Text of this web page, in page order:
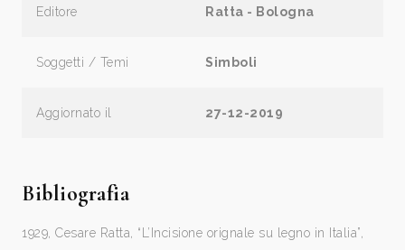
Editore Ratta - Bologna
Soggetti / Temi Simboli
Aggiornato il 27-12-2019
Bibliografia
1929, Cesare Ratta, “L’Incisione orignale su legno in Italia”,